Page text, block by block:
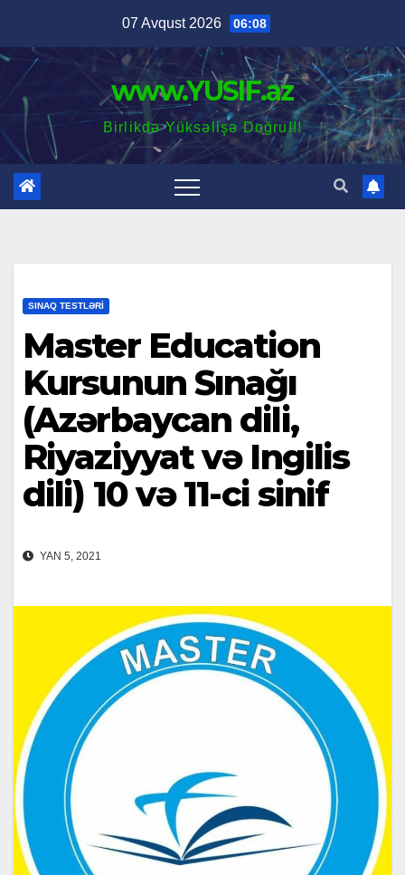
content
07 Avqust 2026 06:08
www.YUSIF.az
Birlikdə Yüksəlişə Doğru!!!
SINAQ TESTLƏRI
Master Education
Kursunun Sınağı
(Azərbaycan dili,
Riyaziyyat və Ingilis
dili) 10 və 11-ci sinif
YAN 5, 2021